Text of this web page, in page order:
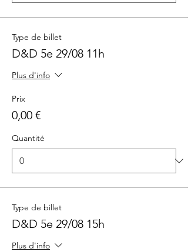
Type de billet
D&D 5e 29/08 11h
Plus d'info
Prix
0,00 €
Quantité
Type de billet
D&D 5e 29/08 15h
Plus d'info